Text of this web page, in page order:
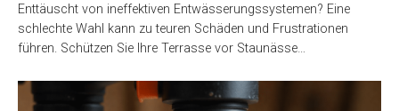
Enttäuscht von ineffektiven Entwässerungssystemen? Eine
schlechte Wahl kann zu teuren Schäden und Frustrationen
führen. Schützen Sie Ihre Terrasse vor Staunässe…